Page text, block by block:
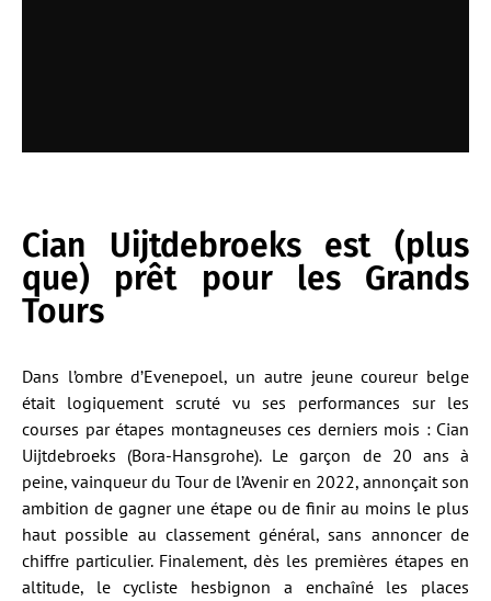
Cian Uijtdebroeks est (plus
que) prêt pour les Grands
Tours
Dans l’ombre d’Evenepoel, un autre jeune coureur belge
était logiquement scruté vu ses performances sur les
courses par étapes montagneuses ces derniers mois : Cian
Uijtdebroeks (Bora-Hansgrohe). Le garçon de 20 ans à
peine, vainqueur du Tour de l’Avenir en 2022, annonçait son
ambition de gagner une étape ou de finir au moins le plus
haut possible au classement général, sans annoncer de
chiffre particulier. Finalement, dès les premières étapes en
altitude, le cycliste hesbignon a enchaîné les places